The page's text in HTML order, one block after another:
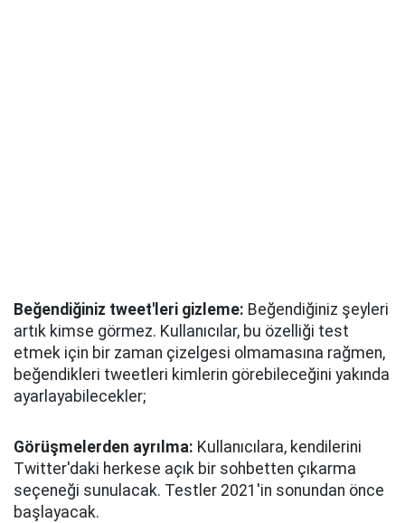
Beğendiğiniz tweet'leri gizleme: Beğendiğiniz şeyleri
artık kimse görmez. Kullanıcılar, bu özelliği test
etmek için bir zaman çizelgesi olmamasına rağmen,
beğendikleri tweetleri kimlerin görebileceğini yakında
ayarlayabilecekler;
Görüşmelerden ayrılma: Kullanıcılara, kendilerini
Twitter'daki herkese açık bir sohbetten çıkarma
seçeneği sunulacak. Testler 2021'in sonundan önce
başlayacak.